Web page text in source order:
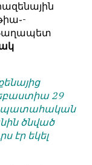
29
պատահական
ծնված
էր եկել